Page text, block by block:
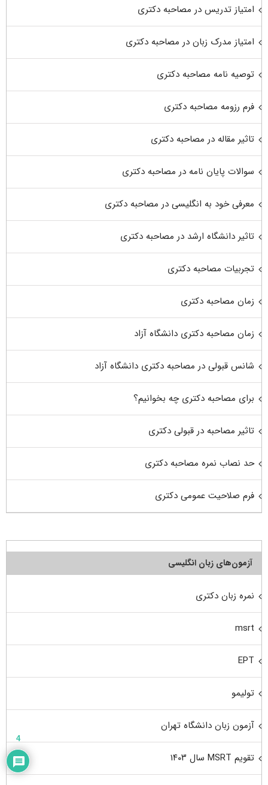
امتیاز تدریس در مصاحبه دکتری
امتیاز مدرک زبان در مصاحبه دکتری
توصیه نامه مصاحبه دکتری
فرم رزومه مصاحبه دکتری
تاثیر مقاله در مصاحبه دکتری
سوالات پایان نامه در مصاحبه دکتری
معرفی خود به انگلیسی در مصاحبه دکتری
تاثیر دانشگاه ارشد در مصاحبه دکتری
تجربیات مصاحبه دکتری
زمان مصاحبه دکتری
زمان مصاحبه دکتری دانشگاه آزاد
شانس قبولی در مصاحبه دکتری دانشگاه آزاد
برای مصاحبه دکتری چه بخوانیم؟
تاثیر مصاحبه در قبولی دکتری
حد نصاب نمره مصاحبه دکتری
فرم صلاحیت عمومی دکتری
آزمون‌های زبان انگلیسی
نمره زبان دکتری
msrt
EPT
تولیمو
آزمون زبان دانشگاه تهران
تقویم MSRT سال ۱۴۰۳
4